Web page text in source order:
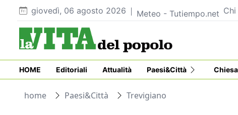
giovedì, 06 agosto 2026 Meteo - Tutiempo.net
HOME Editoriali Attualità Paesi&Città Chiesa
home Paesi&Città Trevigiano